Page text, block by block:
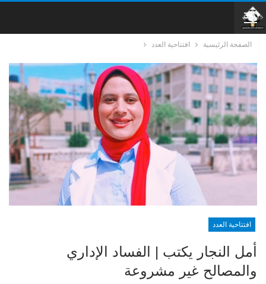
الصفحة الرئيسية افتتاحية العدد
افتتاحية العدد
أمل النجار يكتب | الفساد الإداري
والمصالح غير مشروعة